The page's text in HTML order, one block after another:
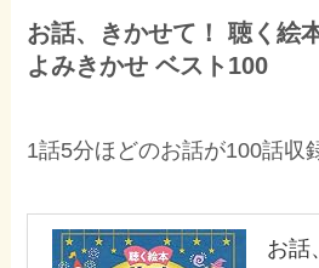
お話、きかせて！ 聴く絵
よみきかせ ベスト100
1話5分ほどのお話が100話収
お話